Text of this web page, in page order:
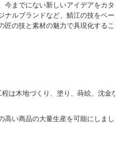
までにない新しいアイデアをカタ
ルブランドなど、鯖江の技をベー
の技と素材の魅力で具現化する
木地づくり、塗り、蒔絵、沈
い商品の大量生産を可能にしま